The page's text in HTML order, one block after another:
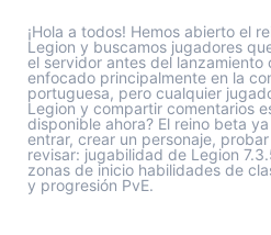
¡Hola a todos! Hemos abierto el
Legion y buscamos jugadores
el servidor antes del
enfocado principalmente en la
portuguesa, pero cualquier
Legion y compartir comentarios
disponible ahora? El reino beta
entrar, crear un personaje,
revisar: jugabilidad de Legion
zonas de inicio habilidades de